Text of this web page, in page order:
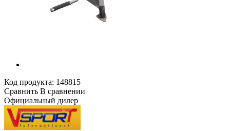
Код продукта: 148815
Сравнить В сравнении
Официальный дилер